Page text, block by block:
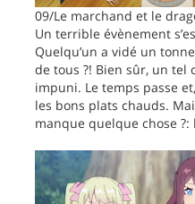
09/Le marchand et le
Un terrible évènement
Quelqu’un a vidé un
de tous ?! Bien sûr, un tel
impuni. Le temps passe
les bons plats chauds.
manque quelque chose ?: